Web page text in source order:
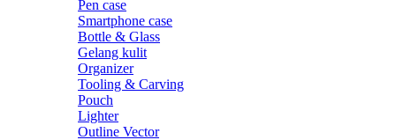
Pen case
Smartphone case
Bottle & Glass
Gelang kulit
Organizer
Tooling & Carving
Pouch
Lighter
Outline Vector